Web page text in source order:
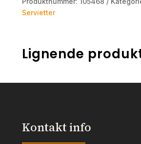
Servietter
Lignende
Kontakt info